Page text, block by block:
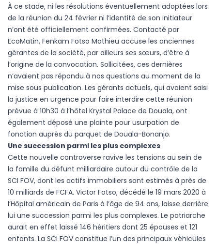
À ce stade, ni les résolutions éventuellement adoptées lors
de la réunion du 24 février ni l’identité de son initiateur
n’ont été officiellement confirmées. Contacté par
EcoMatin, Fenkam Fotso Mathieu accuse les anciennes
gérantes de la société, par ailleurs ses sœurs, d’être à
l’origine de la convocation. Sollicitées, ces dernières
n’avaient pas répondu à nos questions au moment de la
mise sous publication. Les gérants actuels, qui avaient saisi
la justice en urgence pour faire interdire cette réunion
prévue à 10h30 à l’hôtel Krystal Palace de Douala, ont
également déposé une plainte pour usurpation de
fonction auprès du parquet de Douala-Bonanjo.
Une succession parmi les plus complexes
Cette nouvelle controverse ravive les tensions au sein de
la famille du défunt milliardaire autour du contrôle de la
SCI FOV, dont les actifs immobiliers sont estimés à près de
10 milliards de FCFA. Victor Fotso, décédé le 19 mars 2020 à
l’Hôpital américain de Paris à l’âge de 94 ans, laisse derrière
lui une succession parmi les plus complexes. Le patriarche
aurait en effet laissé 146 héritiers dont 25 épouses et 121
enfants. La SCI FOV constitue l’un des principaux véhicules